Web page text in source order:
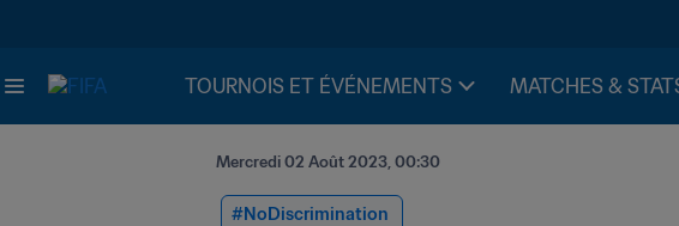
TOURNOIS ET ÉVÉNEMENTS MATCHES &
Mercredi 02 Août 2023, 00:30
#NoDiscrimination